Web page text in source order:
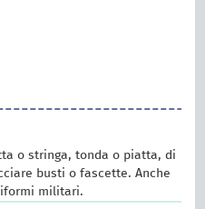
o stringa, tonda o piatta, di
busti o fascette. Anche
militari.